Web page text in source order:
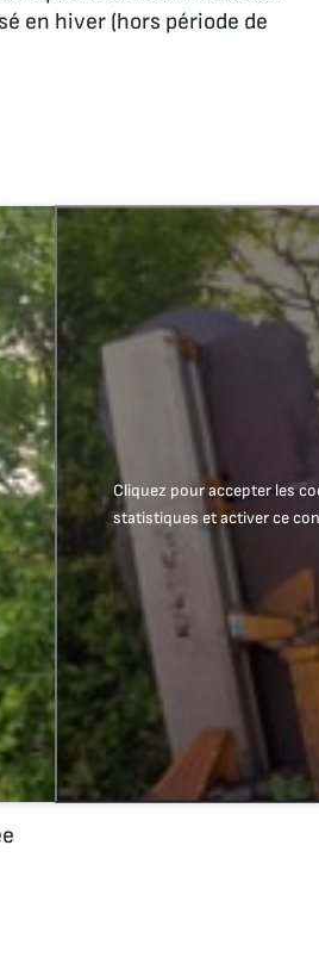
en hiver (hors période de
Cliquez pour accepter les
statistiques et activer ce